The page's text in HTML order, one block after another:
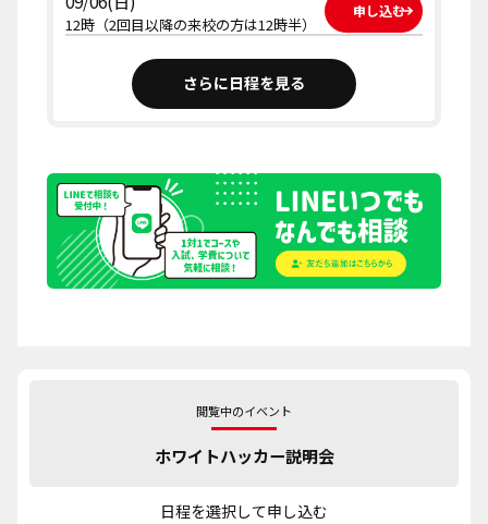
閲覧中のイベント
ホワイトハッカー説明会
日程を選択して申し込む
12時（2回目以降の来校の方は12時半）
申し込む
さらに日程を見る